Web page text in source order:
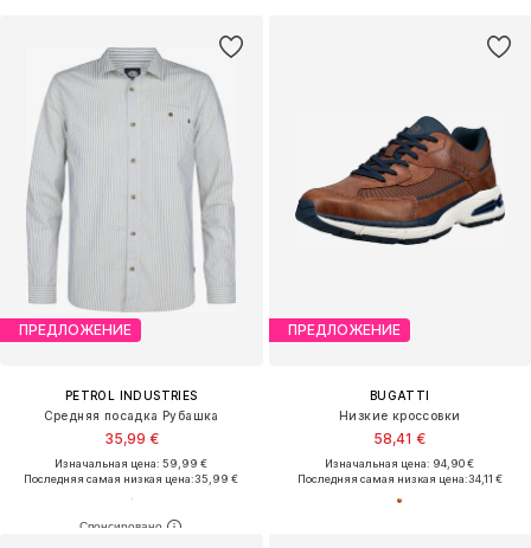
ПРЕДЛОЖЕНИЕ
PETROL INDUSTRIES
Средняя посадка Рубашка
35,99 €
Изначальная цена: 59,99 €
Последняя самая низкая цена:35,99 €
ПРЕДЛОЖЕНИЕ
BUGATTI
Низкие кроссовки
58,41 €
Изначальная цена: 94,90 €
Последняя самая низкая цена:34,11 €